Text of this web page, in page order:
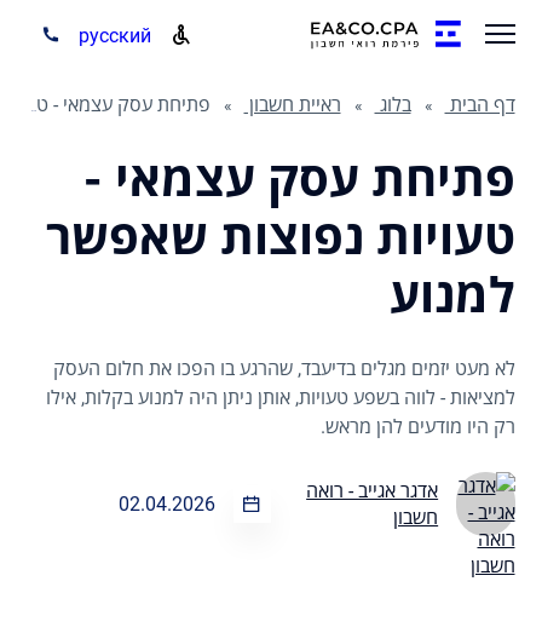
русский
דף הבית בלוג ראיית חשבון פתיחת עסק עצמאי - טעויות נפוצות שאפשר למנוע
פתיחת עסק עצמאי -
טעויות נפוצות שאפשר
למנוע
לא מעט יזמים מגלים בדיעבד, שהרגע בו הפכו את חלום העסק
למציאות - לווה בשפע טעויות, אותן ניתן היה למנוע בקלות, אילו
רק היו מודעים להן מראש.
אדגר אגייב - רואה
חשבון
02.04.2026